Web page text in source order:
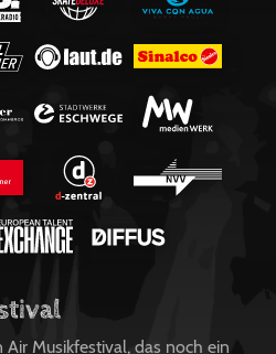
Musikfestival, das noch ein